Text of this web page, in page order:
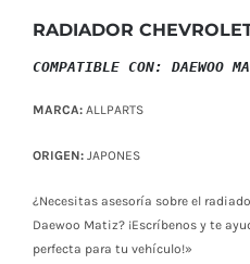
RADIADOR
COMPATIBLE CON: DAEWOO
MARCA: ALLPARTS
ORIGEN: JAPONES
¿Necesitas asesoría sobre el
Daewoo Matiz? ¡Escríbenos y te
perfecta para tu vehículo!»